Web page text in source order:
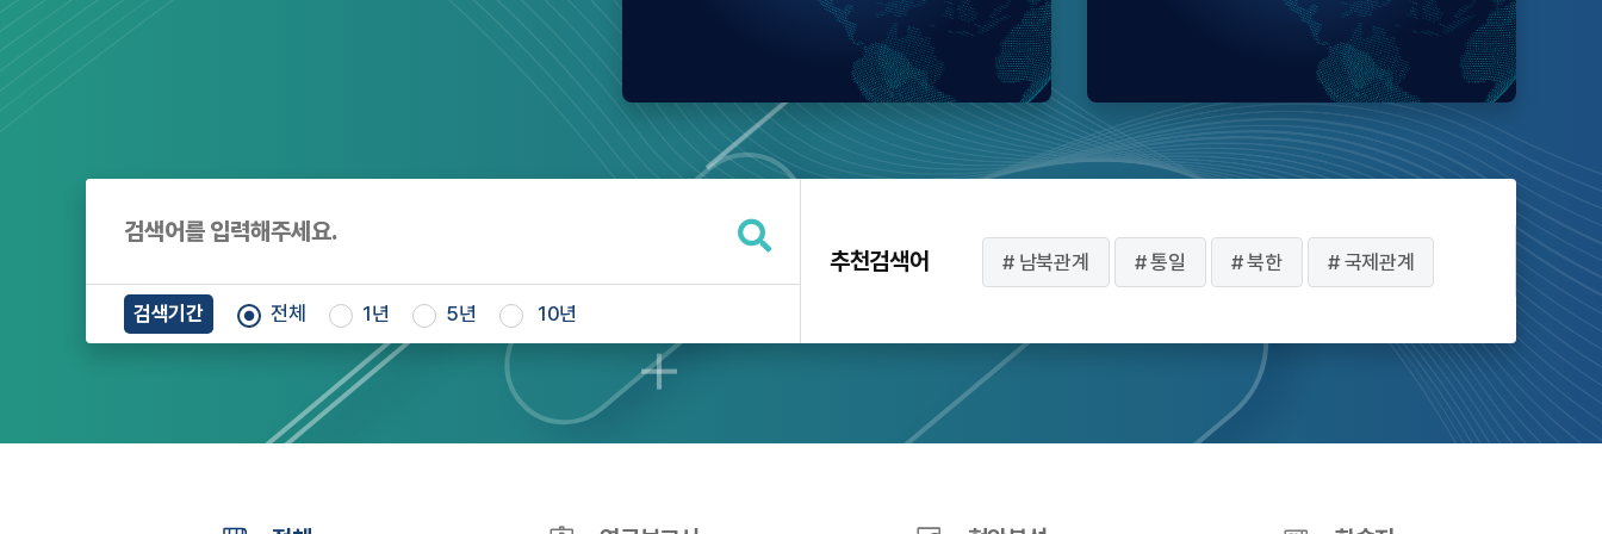
검색기간 전체 1년 5년 10년
추천검색어 남북관계 통일 북한 국제관계